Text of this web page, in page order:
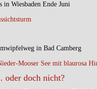
Wiesbaden Ende Juni
in Bad Camberg
oder doch nicht?